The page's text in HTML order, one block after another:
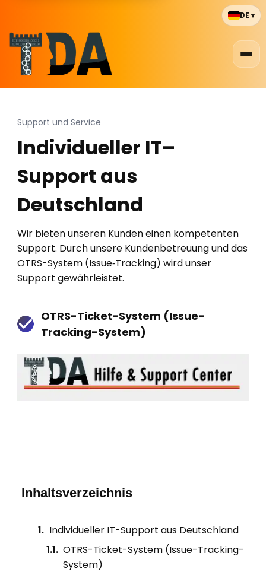
DE ▾
Support und Service
Individueller IT–
Support aus
Deutschland
Wir bieten unseren Kunden einen kompetenten
Support. Durch unsere Kundenbetreuung und das
OTRS-System (Issue‑Tracking) wird unser
Support gewährleistet.
OTRS-Ticket-System (Issue-
Tracking-System)
Inhaltsverzeichnis
1. Individueller IT-Support aus Deutschland
1.1. OTRS-Ticket-System (Issue-Tracking-
System)